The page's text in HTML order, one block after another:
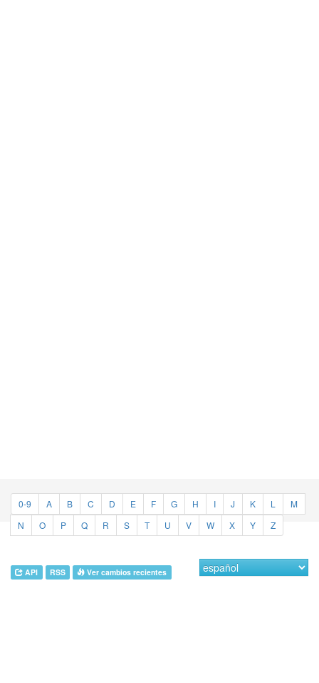
0-9 A B C D E F G H I J K L
M
N
O P Q R S T U V W X Y Z
API RSS Ver cambios recientes